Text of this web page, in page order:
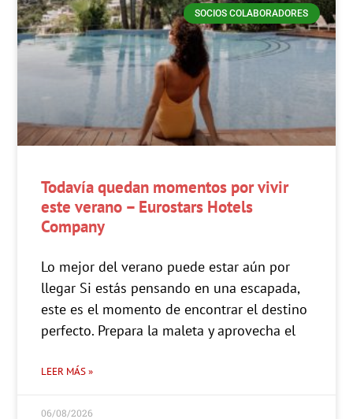
SOCIOS COLABORADORES
Todavía quedan momentos por vivir
este verano – Eurostars Hotels
Company
Lo mejor del verano puede estar aún por
llegar Si estás pensando en una escapada,
este es el momento de encontrar el destino
perfecto. Prepara la maleta y aprovecha el
LEER MÁS »
06/08/2026